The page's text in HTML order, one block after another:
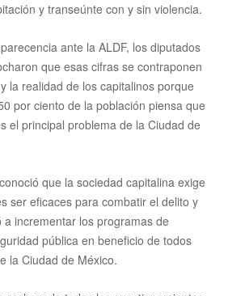
y transeúnte con y sin violencia.
ante la ALDF, los diputados
que esas cifras se contraponen
la realidad de los capitalinos porque
por ciento de la población piensa que
el principal problema de la Ciudad de
que la sociedad capitalina exige
ser eficaces para combatir el delito y
a incrementar los programas de
pública en beneficio de todos
la Ciudad de México.